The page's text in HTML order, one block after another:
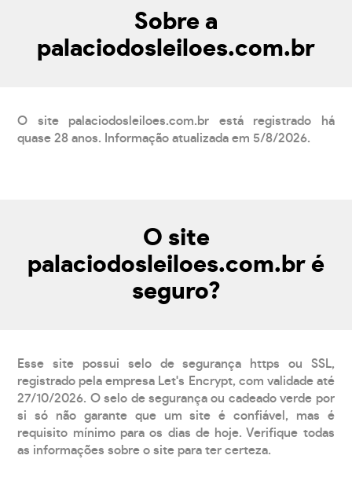
Sobre a
palaciodosleiloes.com.br
O site palaciodosleiloes.com.br está registrado há
quase 28 anos. Informação atualizada em 5/8/2026.
O site
palaciodosleiloes.com.br é
seguro?
Esse site possui selo de segurança https ou SSL,
registrado pela empresa Let's Encrypt, com validade até
27/10/2026. O selo de segurança ou cadeado verde por
si só não garante que um site é confiável, mas é
requisito mínimo para os dias de hoje. Verifique todas
as informações sobre o site para ter certeza.